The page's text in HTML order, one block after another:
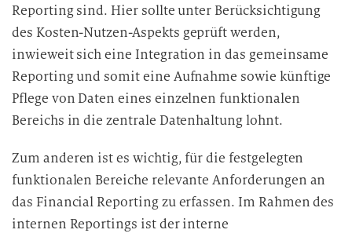
Reporting sind. Hier sollte unter Berücksichtigung
des Kosten-Nutzen-Aspekts geprüft werden,
inwieweit sich eine Integration in das gemeinsame
Reporting und somit eine Aufnahme sowie künftige
Pflege von Daten eines einzelnen funktionalen
Bereichs in die zentrale Datenhaltung lohnt.
Zum anderen ist es wichtig, für die festgelegten
funktionalen Bereiche relevante Anforderungen an
das Financial Reporting zu erfassen. Im Rahmen des
internen Reportings ist der interne